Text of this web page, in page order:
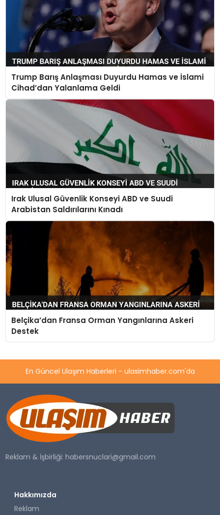
Trump Barış Anlaşması Duyurdu Hamas ve İslami
Cihad’dan Yalanlama Geldi
Irak Ulusal Güvenlik Konseyi ABD ve Suudi
Arabistan Saldırılarını Kınadı
Belçika’dan Fransa Orman Yangınlarına Askeri
Destek
En Güncel Ulaşım Haberleri - ulasimhaber.com'da
Reklam & İşbirliği:habersnuclari@gmail.com
Hakkımızda
Reklam